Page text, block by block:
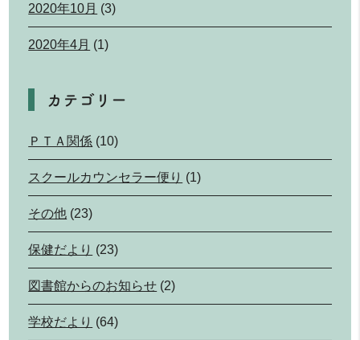
2020年10月 (3)
2020年4月 (1)
カテゴリー
ＰＴＡ関係 (10)
スクールカウンセラー便り (1)
その他 (23)
保健だより (23)
図書館からのお知らせ (2)
学校だより (64)